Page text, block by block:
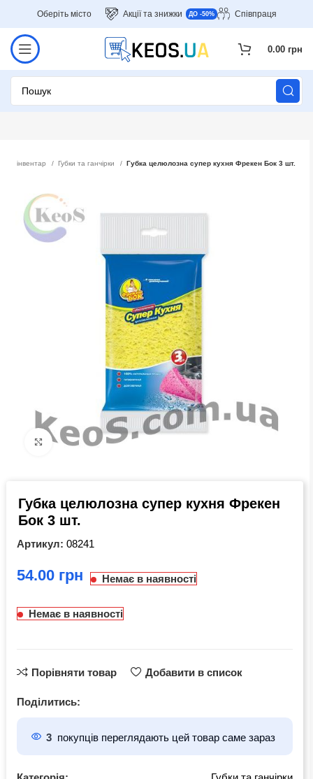
Оберіть місто Акції та знижки ДО -50% Співпраця
0.00 грн
інвентар Губки та ганчірки Губка целюлозна супер кухня Фрекен Бок 3 шт.
Click to enlarge
Губка целюлозна супер кухня Фрекен
Бок 3 шт.
Артикул: 08241
грн Немає в наявності
Немає в наявності
Порівняти товар Добавити в список
Поділитись:
3 покупців переглядають цей товар саме зараз